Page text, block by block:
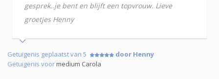
gesprek..je bent en blijft een topvrouw. Lieve
groetjes Henny
Getuigenis geplaatst van 5
door Henny
Getuigenis voormedium Carola